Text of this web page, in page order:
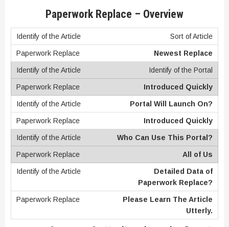
Paperwork Replace – Overview
Sort of Article
Newest Replace
Identify of the Portal
Introduced Quickly
Portal Will Launch On?
Introduced Quickly
Who Can Use This Portal?
All of Us
Detailed Data of
Paperwork Replace?
Please Learn The Article
Utterly.